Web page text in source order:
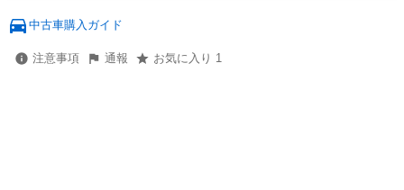
中古車購入ガイド
注意事項 通報 お気に入り 1